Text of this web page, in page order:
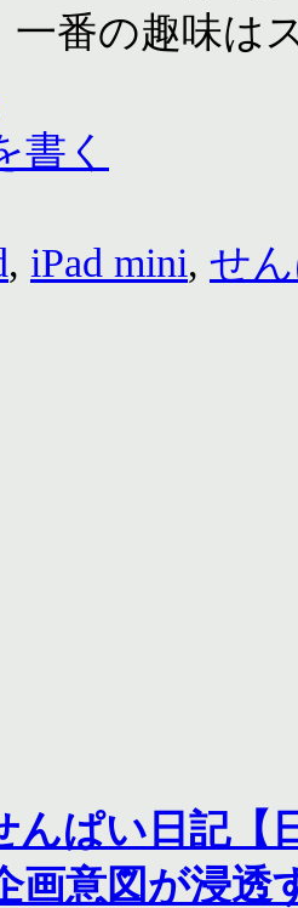
一番の趣味は
書く
, iPad mini, せ
んぱい日記【
画意図が浸透